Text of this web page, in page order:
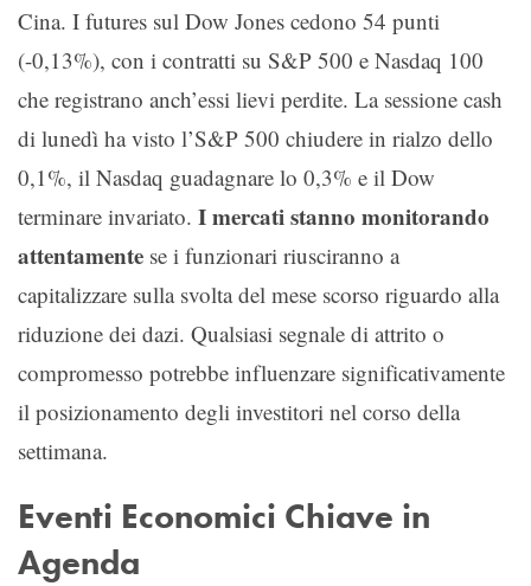
Cina. I futures sul Dow Jones cedono 54 punti
(-0,13%), con i contratti su S&P 500 e Nasdaq 100
che registrano anch’essi lievi perdite. La sessione cash
di lunedì ha visto l’S&P 500 chiudere in rialzo dello
0,1%, il Nasdaq guadagnare lo 0,3% e il Dow
terminare invariato. I mercati stanno monitorando
attentamente se i funzionari riusciranno a
capitalizzare sulla svolta del mese scorso riguardo alla
riduzione dei dazi. Qualsiasi segnale di attrito o
compromesso potrebbe influenzare significativamente
il posizionamento degli investitori nel corso della
settimana.
Eventi Economici Chiave in
Agenda